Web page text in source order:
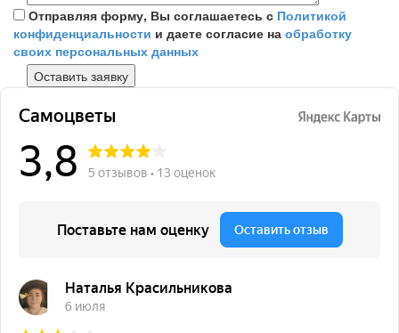
Отправляя форму, Вы соглашаетесь с Политикой
конфиденциальности и даете согласие на обработку
своих персональных данных